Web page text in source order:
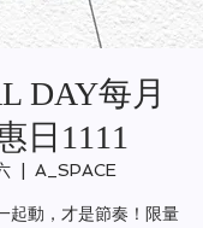
DAY每月
日1111
A_SPACE
起動，才是節奏！限量